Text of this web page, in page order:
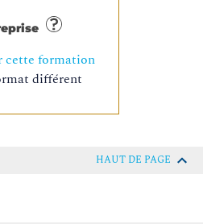
cette formation
différent
HAUT DE PAGE